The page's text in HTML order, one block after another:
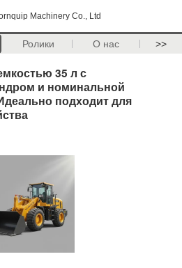
Machinery Co., Ltd
Ролики О нас >>
35 л с
и номинальной
подходит для